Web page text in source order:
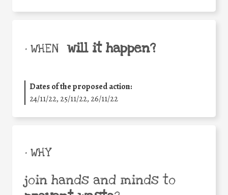
• WHEN will it happen?
Dates of the proposed action:
24/11/22, 25/11/22, 26/11/22
• WHY
join hands and minds to